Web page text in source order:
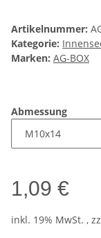
Artikelnummer:
Kategorie:
Marken: AG-BOX
Abmessung
1,09 €
inkl. 19% MwSt. ,